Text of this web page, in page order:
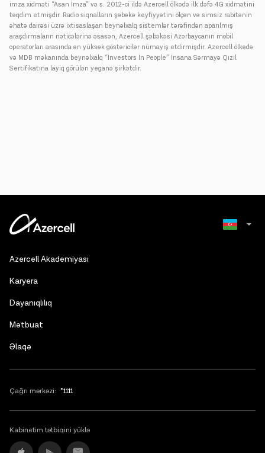
imza xidməti “Asan İmza” və s. 2012-ci ildə Azercell ölkədə ilk dəfə 4G xidmətini
təqdim etmişdir. Radio siqnalların şəbəkə keyfiyyətini ölçən və simsiz rabitənin
əhatə dairəsi üzrə ixtisaslaşan beynəlxalq sistemlər tərəfindən aparılmış
araşdırmaların nəticələrinə əsasən, Azercell şəbəkəsi Azərbaycanın mobil
operatorları arasında ən yüksək göstəricilər nümayiş etdirmişdir. Azercell ölkədə
və MDB məkanında beynəlxalq “İnvestors İn People” İnsana Sərmayə Qızıl
Sertifikatına layiq görülən yeganə şirkətdir.
Azercell Akademiyası
Karyera
Dayanıqlılıq
Mətbuat
Əlaqə
Çağrı mərkəzi: *1111
Kabinetim tətbiqini yüklə